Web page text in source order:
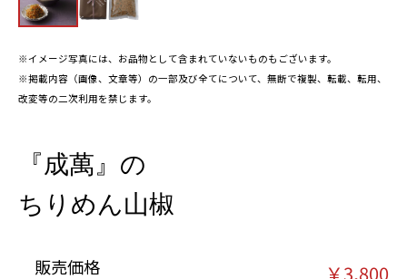
※イメージ写真には、お品物として含まれていないものもございます。
※掲載内容（画像、文章等）の一部及び全てについて、無断で複製、転載、転用、
改変等の二次利用を禁じます。
『成萬』の
ちりめん山椒
販売価格 ￥3,800